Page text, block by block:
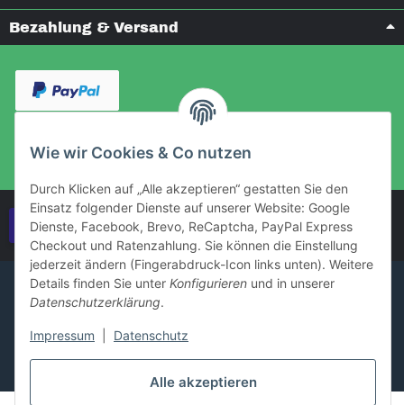
Alle akzeptieren
Wie wir Cookies & Co nutzen
Durch Klicken auf „Alle akzeptieren“ gestatten Sie den
Einsatz folgender Dienste auf unserer Website: Google
Dienste, Facebook, Brevo, ReCaptcha, PayPal Express
Checkout und Ratenzahlung. Sie können die Einstellung
jederzeit ändern (Fingerabdruck-Icon links unten). Weitere
Details finden Sie unter Konfigurieren und in unserer
Datenschutzerklärung.
Impressum Datenschutz
Bezahlung & Versand
Vertrag widerrufen